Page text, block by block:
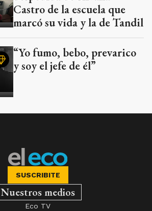
Castro de la escuela que
marcó su vida y la de Tandil
“Yo fumo, bebo, prevarico
y soy el jefe de él”
SUSCRIBITE
Nuestros medios
Eco TV